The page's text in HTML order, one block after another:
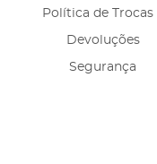
Política de Trocas
Devoluções
Segurança